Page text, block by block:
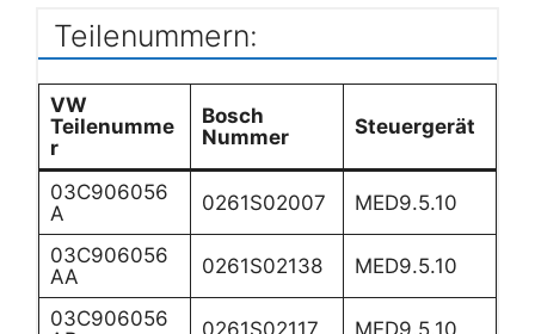
Teilenummern:
VW
Teilenumme
r
Bosch
Nummer
Steuergerät
03C906056
A
0261S02007 MED9.5.10
03C906056
AA
0261S02138 MED9.5.10
03C906056